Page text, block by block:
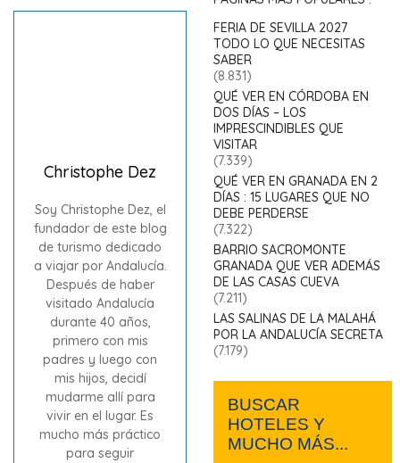
Christophe Dez
Soy Christophe Dez, el
fundador de este blog
de turismo dedicado
a viajar por Andalucía.
Después de haber
visitado Andalucía
durante 40 años,
primero con mis
padres y luego con
mis hijos, decidí
mudarme allí para
vivir en el lugar. Es
mucho más práctico
para seguir
FERIA DE SEVILLA 2027
TODO LO QUE NECESITAS
SABER
(8.831)
QUÉ VER EN CÓRDOBA EN
DOS DÍAS – LOS
IMPRESCINDIBLES QUE
VISITAR
(7.339)
QUÉ VER EN GRANADA EN 2
DÍAS : 15 LUGARES QUE NO
DEBE PERDERSE
(7.322)
BARRIO SACROMONTE
GRANADA QUE VER ADEMÁS
DE LAS CASAS CUEVA
(7.211)
LAS SALINAS DE LA MALAHÁ
POR LA ANDALUCÍA SECRETA
(7.179)
BUSCAR
HOTELES Y
MUCHO MÁS...